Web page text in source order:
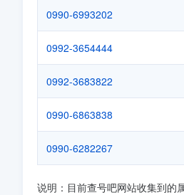
0990-6993202
0992-3654444
0992-3683822
0990-6863838
0990-6282267
说明：目前查号吧网站收集到的